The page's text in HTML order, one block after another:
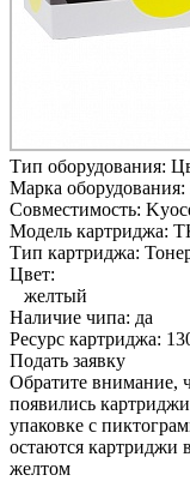
Тип оборудования:
Марка оборудования:
Совместимость:
Модель картриджа:
Тип картриджа:
Цвет:
желтый
Наличие чипа: да
Ресурс картриджа:
Подать заявку
Обратите внимание,
появились
упаковке с
остаются картриджи
желтом